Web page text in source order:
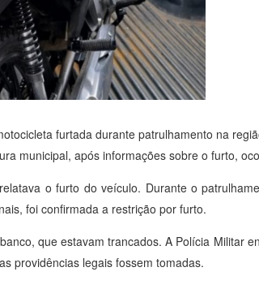
furtada durante patrulhamento na
municipal, após informações sobre o furto,
o furto do veículo. Durante o
foi confirmada a restrição por furto.
que estavam trancados. A Polícia Militar
providências legais fossem tomadas.